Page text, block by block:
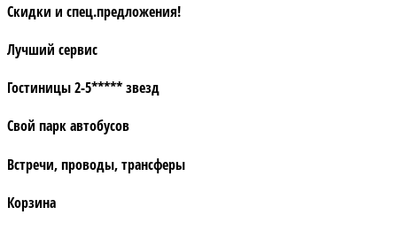
Скидки и спец.предложения!
Лучший сервис
Гостиницы 2-5***** звезд
Свой парк автобусов
Встречи, проводы, трансферы
Корзина